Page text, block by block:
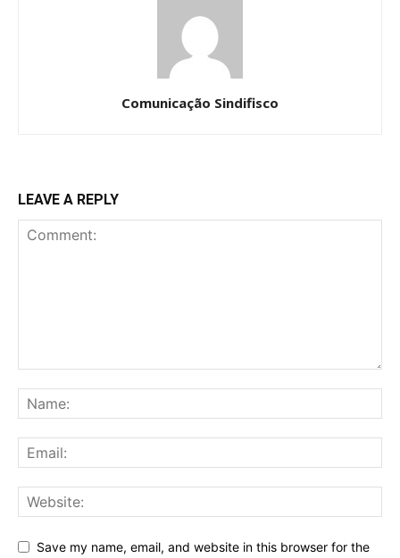
Comunicação Sindifisco
LEAVE A REPLY
Save my name, email, and website in this browser for the